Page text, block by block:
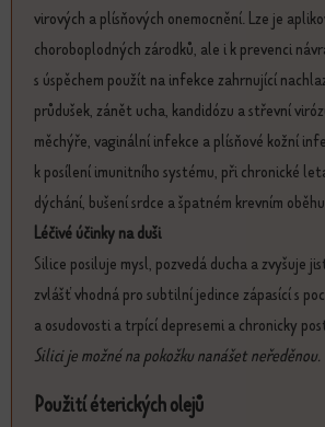
virových a plísňových onemocnění. Lze je
choroboplodných zárodků, ale i k prevenci
s úspěchem použít na infekce zahrnující
průdušek, zánět ucha, kandidózu a střevní
měchýře, vaginální infekce a plísňové kožní
k posílení imunitního systému, při chronické
dýchání, bušení srdce a špatném krevním
Léčivé účinky na duši
Silice posiluje mysl, pozvedá ducha a zvyšuje
zvlášť vhodná pro subtilní jedince zápasící s
a osudovosti a trpící depresemi a chronicky
Silici je možné na pokožku nanášet neředěnou.
Použití éterických olejů